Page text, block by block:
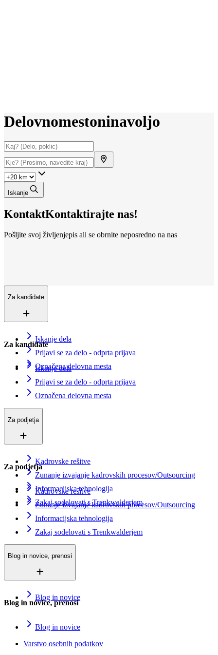
Delovnomestoninavoljo
Iskanje
KontaktKontaktirajte nas!
Pošljite svoj življenjepis ali se obrnite neposredno na nas
Za kandidate
Iskanje dela
Prijavi se za delo - odprta prijava
Označena delovna mesta
Za kandidate
Iskanje dela
Prijavi se za delo - odprta prijava
Označena delovna mesta
Za podjetja
Kadrovske rešitve
Zunanje izvajanje kadrovskih procesov/Outsourcing
Informacijska tehnologija
Zakaj sodelovati s Trenkwalderjem
Za podjetja
Kadrovske rešitve
Zunanje izvajanje kadrovskih procesov/Outsourcing
Informacijska tehnologija
Zakaj sodelovati s Trenkwalderjem
Blog in novice, prenosi
Blog in novice
Blog in novice, prenosi
Blog in novice
Varstvo osebnih podatkov